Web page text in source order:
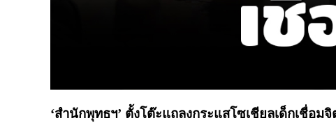
‘สำนักพุทธฯ’ ตั้งโต๊ะแถลงกระแสโซเชียลเด็กเชื่